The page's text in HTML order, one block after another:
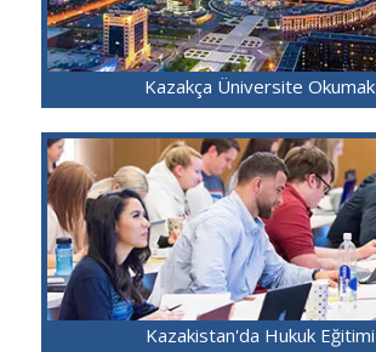
Kazakça Üniversite Okumak
Kazakistan'da Hukuk Eğitimi